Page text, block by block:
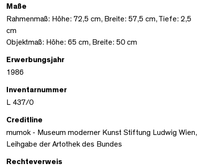
Maße
Rahmenmaß: Höhe: 72,5 cm, Breite: 57,5 cm, Tiefe: 2,5
cm
Objektmaß: Höhe: 65 cm, Breite: 50 cm
Erwerbungsjahr
1986
Inventarnummer
L 437/0
Creditline
mumok - Museum moderner Kunst Stiftung Ludwig Wien,
Leihgabe der Artothek des Bundes
Rechteverweis